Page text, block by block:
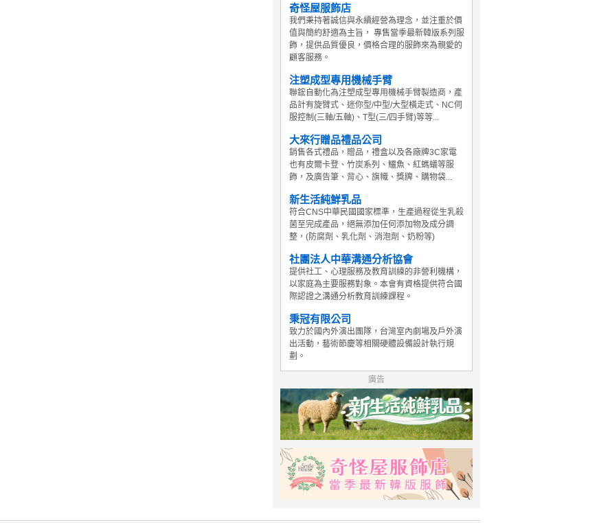
奇怪屋服飾店
我們秉持著誠信與永續經營為理念，並注重於價
值與簡約舒適為主旨， 專售當季最新韓版系列服
飾，提供品質優良，價格合理的服飾來為親愛的
顧客服務。
注塑成型專用機械手臂
聯鋐自動化為注塑成型專用機械手臂製造商，產
品計有旋臂式、迷你型/中型/大型橫走式、NC伺
服控制(三軸/五軸)、T型(三/四手臂)等等...
大來行贈品禮品公司
銷售各式禮品，贈品，禮盒以及各廠牌3C家電
也有皮爾卡登、竹炭系列、鱷魚、紅螞蟻等服
飾，及廣告筆、背心、旗幟、獎牌、購物袋...
新生活純鮮乳品
符合CNS中華民國國家標準，生產過程從生乳殺
菌至完成產品，絕無添加任何添加物及成分調
整，(防腐劑、乳化劑、消泡劑、奶粉等)
社團法人中華溝通分析協會
提供社工、心理服務及教育訓練的非營利機構，
以家庭為主要服務對象。本會有資格提供符合國
際認證之溝通分析教育訓練課程。
秉冠有限公司
致力於國內外演出團隊，台灣室內劇場及戶外演
出活動，藝術節慶等相關硬體設備設計執行規
劃。
廣告